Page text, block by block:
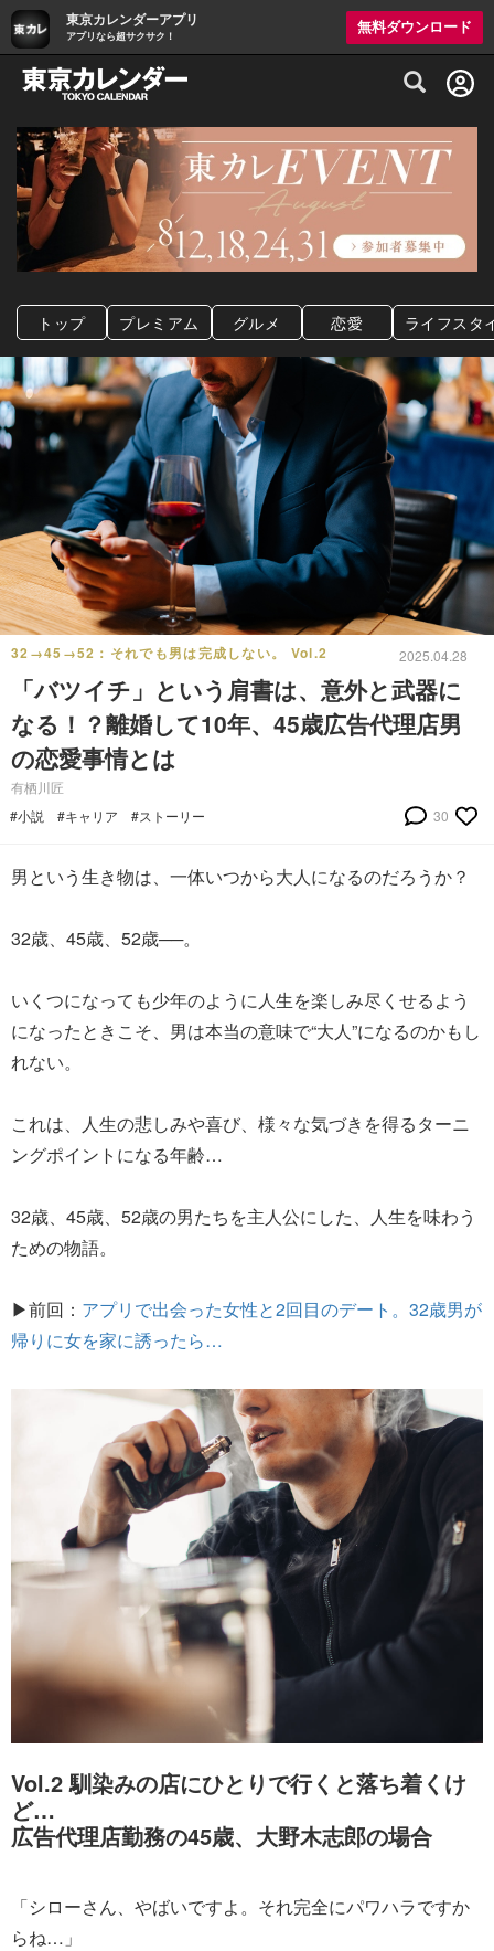
東京カレンダーアプリ
アプリなら超サクサク！
無料ダウンロード
グルメ情報・プレミアムレストラン予約
トップ プレミアム グルメ 恋愛 ライフスタ
32→45→52：それでも男は完成しない。 Vol.2 2025.04.28
「バツイチ」という肩書は、意外と武器に
なる！？離婚して10年、45歳広告代理店男
の恋愛事情とは
有栖川匠
#小説
#キャリア #ストーリー 30
男という生き物は、一体いつから大人になるのだろうか？
32歳、45歳、52歳──。
いくつになっても少年のように人生を楽しみ尽くせるよう
になったときこそ、男は本当の意味で“大人”になるのかもし
れない。
これは、人生の悲しみや喜び、様々な気づきを得るターニ
ングポイントになる年齢…
32歳、45歳、52歳の男たちを主人公にした、人生を味わう
ための物語。
▶前回： アプリで出会った女性と2回目のデート。32歳男が
帰りに女を家に誘ったら…
Vol.2 馴染みの店にひとりで行くと落ち着くけ
ど…
広告代理店勤務の45歳、大野木志郎の場合
「シローさん、やばいですよ。それ完全にパワハラですか
らね…」